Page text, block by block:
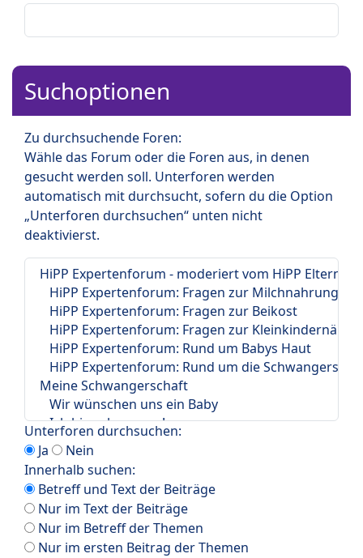
Suchoptionen
Zu durchsuchende Foren:
Wähle das Forum oder die Foren aus, in denen
gesucht werden soll. Unterforen werden
automatisch mit durchsucht, sofern du die Option
„Unterforen durchsuchen“ unten nicht
deaktivierst.
Unterforen durchsuchen:
Ja
Nein
Innerhalb suchen:
Betreff und Text der Beiträge
Nur im Text der Beiträge
Nur im Betreff der Themen
Nur im ersten Beitrag der Themen